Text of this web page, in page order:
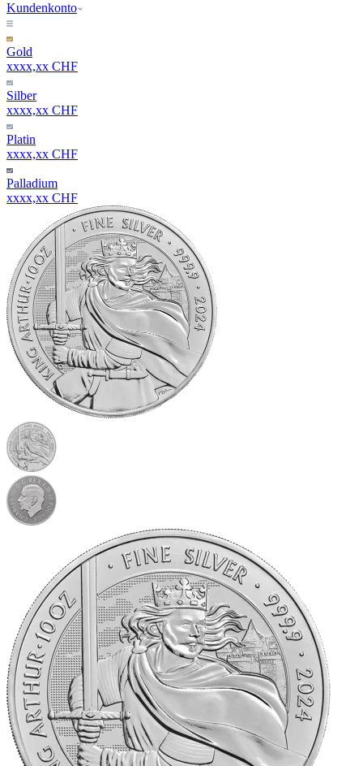
Kundenkonto
Gold
xxxx,xx CHF
Silber
xxxx,xx CHF
Platin
xxxx,xx CHF
Palladium
xxxx,xx CHF